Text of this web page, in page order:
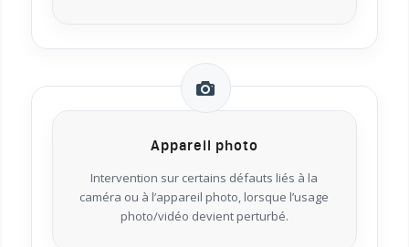
Appareil photo
Intervention sur certains défauts liés à la
caméra ou à l’appareil photo, lorsque l’usage
photo/vidéo devient perturbé.